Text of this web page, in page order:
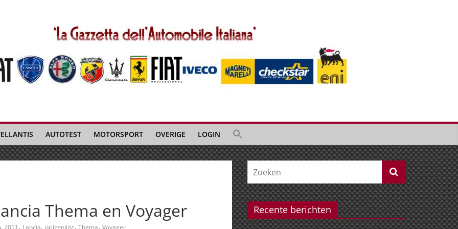
AUTOTEST MOTORSPORT OVERIGE LOGIN
Thema en Voyager
2011, Lancia, prijzenlijst, Thema, Voyager
Recente berichten